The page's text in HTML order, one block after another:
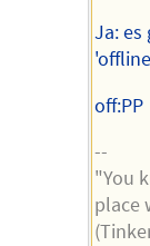
Ja: es
off:PP
--
"You
place